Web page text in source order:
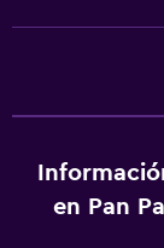
Horno
Tetera
Tostadora
en Pan